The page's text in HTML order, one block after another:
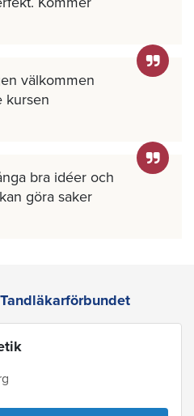
välkommen
kursen
bra idéer och
göra saker